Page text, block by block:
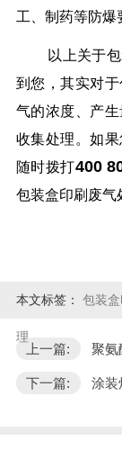
工、制药等防爆
以上关于
到您，其实对
气的浓度、产
收集处理。如
随时拨打400
包装盒印刷废气
本文标签： 包装
理
上一篇: 聚氨
下一篇: 涂装